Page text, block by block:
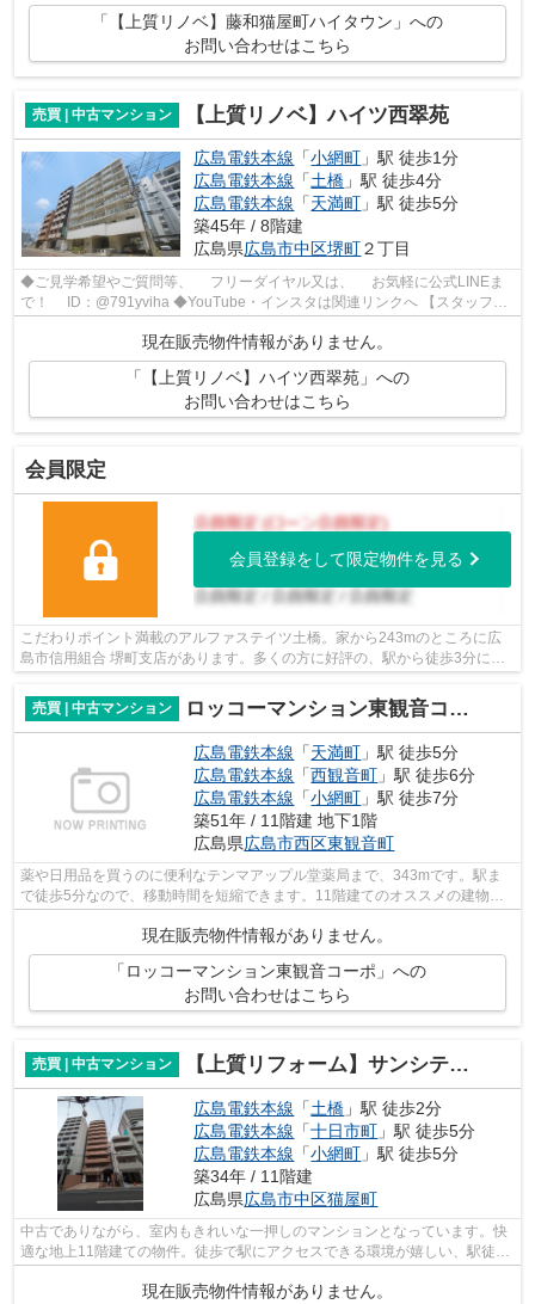
「【上質リノベ】藤和猫屋町ハイタウン」への
お問い合わせはこちら
売買 | 中古マンション 【上質リノベ】ハイツ西翠苑
広島電鉄本線 「小網町 」駅 徒歩1分
広島電鉄本線 「土橋 」駅 徒歩4分
広島電鉄本線 「天満町 」駅 徒歩5分
築45年 / 8階建
広島県広島市中区堺町２丁目
◆ご見学希望やご質問等、 フリーダイヤル又は、 お気軽に公式LINEま
で！ ID：@791yviha ◆YouTube・インスタは関連リンクへ 【スタッフい
ち推しポイント】 ◎R7年5月リノベーシ...
現在販売物件情報がありません。
「【上質リノベ】ハイツ西翠苑」への
お問い合わせはこちら
会員限定
会員登録をして限定物件を見る
こだわりポイント満載のアルファステイツ土橋。家から243mのところに広
島市信用組合 堺町支店があります。多くの方に好評の、駅から徒歩3分に位
置する物件です。中古マンションなら、...
売買 | 中古マンション
ロッコーマンション東観音コーポ
広島電鉄本線 「天満町 」駅 徒歩5分
広島電鉄本線 「西観音町 」駅 徒歩6分
広島電鉄本線 「小網町 」駅 徒歩7分
築51年 / 11階建 地下1階
広島県広島市西区東観音町
薬や日用品を買うのに便利なテンマアップル堂薬局まで、343mです。駅ま
で徒歩5分なので、移動時間を短縮できます。11階建てのオススメの建物が
現在販売物件情報がありません。
「ロッコーマンション東観音コーポ」への
お問い合わせはこちら
売買 | 中古マンション 【上質リフォーム】サンシティ土橋
広島電鉄本線 「土橋 」駅 徒歩2分
広島電鉄本線 「十日市町 」駅 徒歩5分
広島電鉄本線 「小網町 」駅 徒歩5分
築34年 / 11階建
広島県広島市中区猫屋町
中古でありながら、室内もきれいな一押しのマンションとなっています。快
適な地上11階建ての物件。徒歩で駅にアクセスできる環境が嬉しい、駅徒歩
現在販売物件情報がありません。